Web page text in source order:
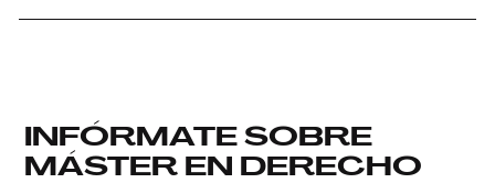
INFÓRMATE SOBRE
MÁSTER EN DERECHO